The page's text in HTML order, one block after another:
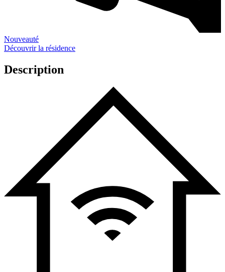
Nouveauté
Découvrir la résidence
Description